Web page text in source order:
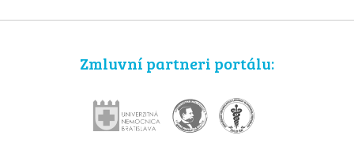
Zmluvní partneri portálu: